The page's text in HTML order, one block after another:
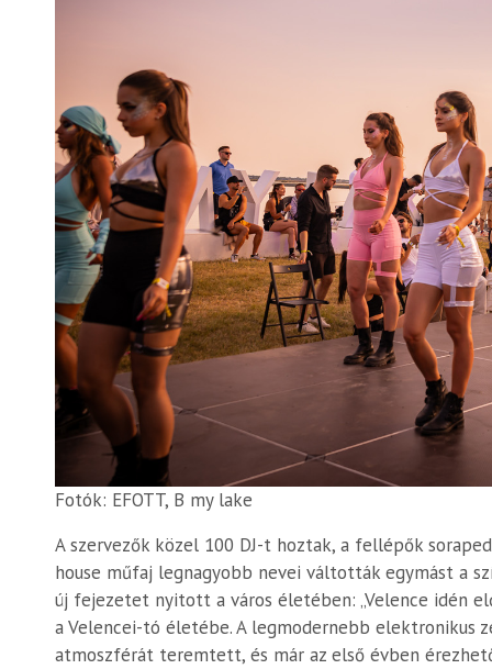
Fotók: EFOTT, B my lake
A szervezők közel 100 DJ-t hoztak, a fellépők
house műfaj legnagyobb nevei váltották egymást a
új fejezetet nyitott a város életében: „Velence idén
a Velencei-tó életébe. A legmodernebb elektronikus
atmoszférát teremtett, és már az első évben